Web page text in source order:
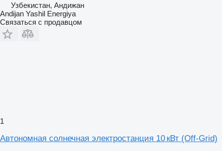
Узбекистан, Андижан
Andijan Yashil Energiya
Связаться с продавцом
1
Автономная солнечная электростанция 10 кВт (Off-Grid)